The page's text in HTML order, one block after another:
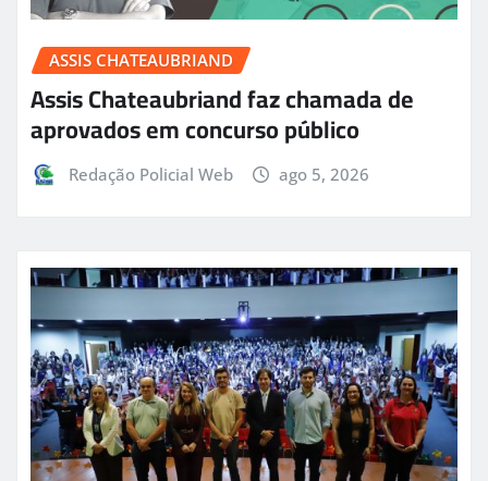
ASSIS CHATEAUBRIAND
Assis Chateaubriand faz chamada de
aprovados em concurso público
Redação Policial Web ago 5, 2026